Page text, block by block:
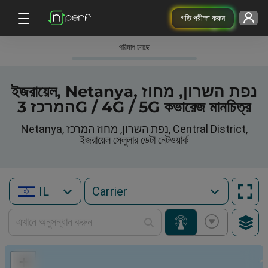
গতি পরীক্ষা করুন
পরিমাপ চলছে
ইজরায়েল, Netanya, נפת השרון, מחוז
המרכז 3G / 4G / 5G কভারেজ মানচিত্র
Netanya, נפת השרון, מחוז המרכז, Central District,
ইজরায়েল সেলুলার ডেটা নেটওয়ার্ক
IL